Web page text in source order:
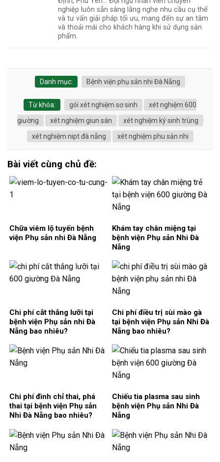
nghiệp luôn sẵn sàng lắng nghe nhu cầu cụ thể
và tư vấn giải pháp tối ưu, mang đến sự an tâm
và thoải mái cho khách hàng khi sử dụng sản
phẩm.
Danh mục: Bệnh viện phụ sản nhi Đà Nẵng
Từ khóa: gói xét nghiệm sơ sinh
xét nghiệm 600
giường
xét nghiệm giun sán
xét nghiệm ký sinh trùng
xét nghiệm nipt đà nẵng
xét nghiệm phu sản nhi
Bài viết cùng chủ đề:
Chữa viêm lộ tuyến bệnh
viện Phụ sản nhi Đà Nẵng
Khám tay chân miệng tại
bệnh viện Phụ sản Nhi Đà
Nẵng
Chi phí cắt thắng lưỡi tại
bệnh viện Phụ sản nhi Đà
Nẵng bao nhiêu?
Chi phí điều trị sùi mào gà
tại bệnh viện Phụ sản Nhi Đà
Nẵng bao nhiêu?
Chi phí đình chỉ thai, phá
thai tại bệnh viện Phụ sản
Nhi Đà Nẵng bao nhiêu?
Chiếu tia plasma sau sinh
bệnh viện Phụ sản Nhi Đà
Nẵng